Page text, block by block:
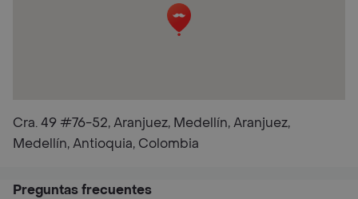
Cra. 49 #76-52, Aranjuez, Medellín, Aranjuez,
Medellín, Antioquia, Colombia
Preguntas frecuentes